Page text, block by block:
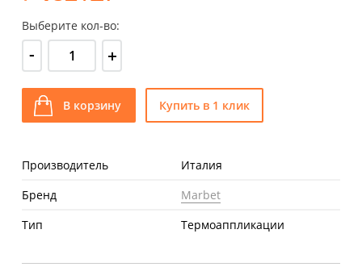
Выберите кол-во:
- +
В корзину Купить в 1 клик
Производитель
Италия
Бренд
Marbet
Тип
Термоаппликации